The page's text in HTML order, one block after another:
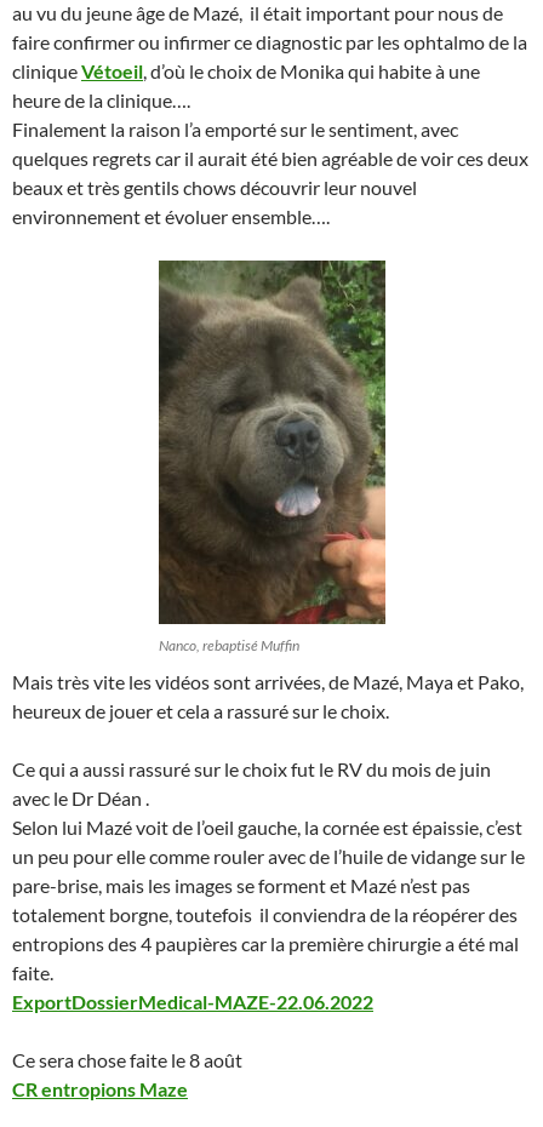
au vu du jeune âge de Mazé, il était important pour nous de
faire confirmer ou infirmer ce diagnostic par les ophtalmo de la
cliniqueVétoeil, d’où le choix de Monika qui habite à une
heure de la clinique….
Finalement la raison l’a emporté sur le sentiment, avec
quelques regrets car il aurait été bien agréable de voir ces deux
beaux et très gentils chows découvrir leur nouvel
environnement et évoluer ensemble….
Nanco, rebaptisé Muffin
Mais très vite les vidéos sont arrivées, de Mazé, Maya et Pako,
heureux de jouer et cela a rassuré sur le choix.
Ce qui a aussi rassuré sur le choix fut le RV du mois de juin
avec le Dr Déan .
Selon lui Mazé voit de l’oeil gauche, la cornée est épaissie, c’est
un peu pour elle comme rouler avec de l’huile de vidange sur le
pare-brise, mais les images se forment et Mazé n’est pas
totalement borgne, toutefois il conviendra de la réopérer des
entropions des 4 paupières car la première chirurgie a été mal
faite.
ExportDossierMedical-MAZE-22.06.2022
Ce sera chose faite le 8 août
CR entropions Maze